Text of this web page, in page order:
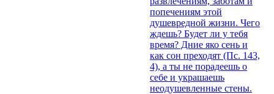
попечениям этой
душевредной жизни. Чего
ждешь? Будет ли у тебя
время? Дние яко сень и
как сон преходят (Пс. 143,
4), а ты не порадеешь о
себе и украшаешь
неодушевленные стены.